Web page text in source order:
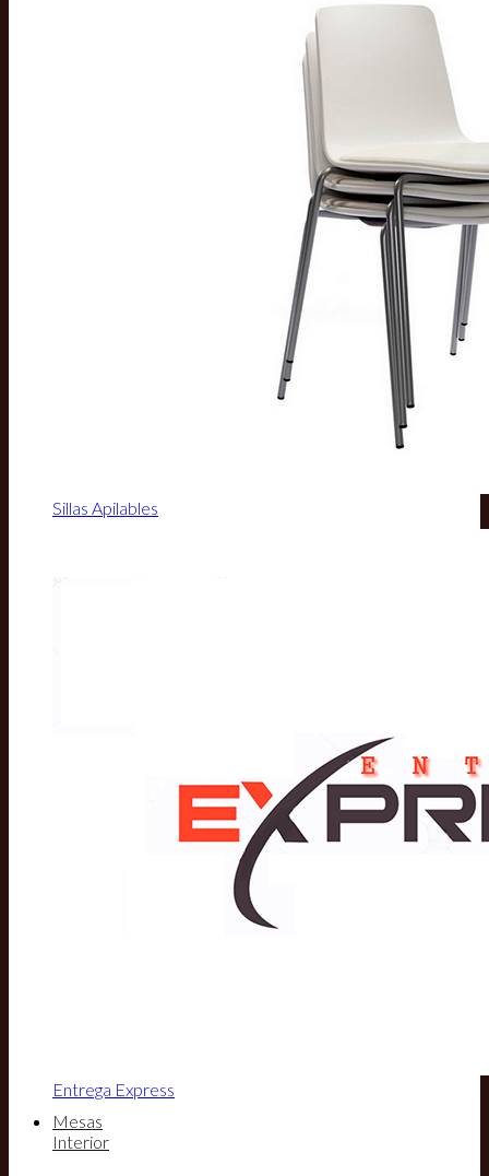
Sillas Apilables
Entrega Express
Mesas
Interior